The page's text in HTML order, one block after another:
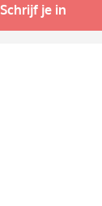
Schrijf je in